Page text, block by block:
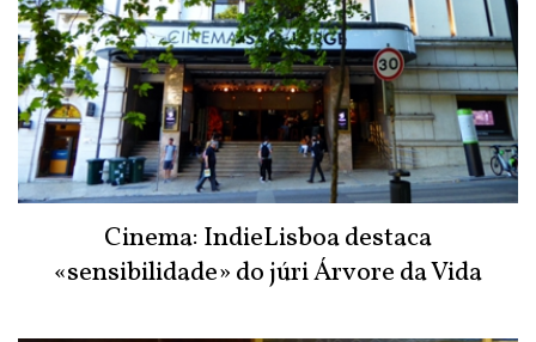
Cinema: IndieLisboa destaca
«sensibilidade» do júri Árvore da Vida